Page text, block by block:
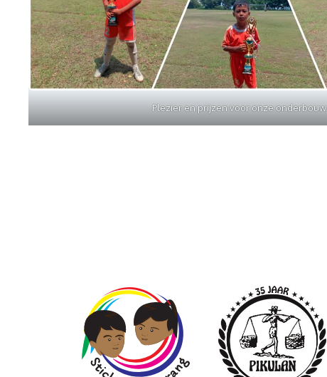
Plezier en prijzen voor onze onderbouw